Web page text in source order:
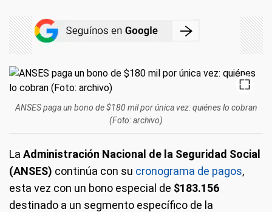
ANSES paga un bono de $180 mil por única vez: quiénes lo cobran
(Foto: archivo)
La Administración Nacional de la Seguridad Social
(ANSES) continúa con su cronograma de pagos,
esta vez con un bono especial de $183.156
destinado a un segmento específico de la